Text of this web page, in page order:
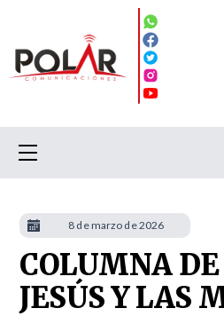
COLUMNA DE
JESÚS Y LAS
8 de marzo de 2026